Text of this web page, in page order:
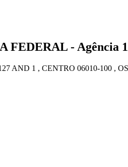
- Agência
AND 1 , CENTRO 06010-100 ,